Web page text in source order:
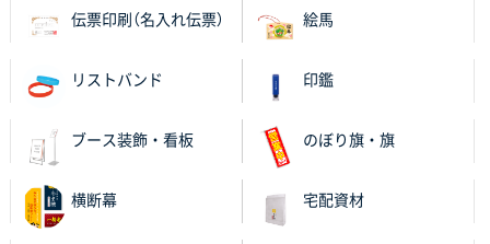
伝票印刷（名入れ伝票） 絵馬
リストバンド 印鑑
ブース装飾・看板 のぼり旗・旗
横断幕 宅配資材